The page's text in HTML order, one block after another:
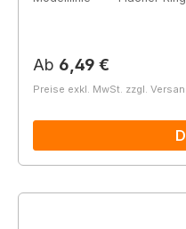
Regulärer Preis:
Ab 6,49 €
Preise exkl. MwSt. zzgl.